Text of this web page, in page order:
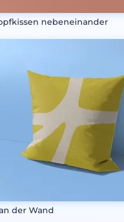
nebeneinander
der Wand